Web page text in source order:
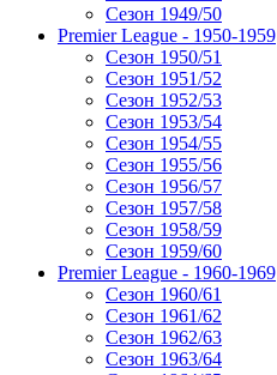
Сезон 1949/50
Premier League - 1950-1959
Сезон 1950/51
Сезон 1951/52
Сезон 1952/53
Сезон 1953/54
Сезон 1954/55
Сезон 1955/56
Сезон 1956/57
Сезон 1957/58
Сезон 1958/59
Сезон 1959/60
Premier League - 1960-1969
Сезон 1960/61
Сезон 1961/62
Сезон 1962/63
Сезон 1963/64